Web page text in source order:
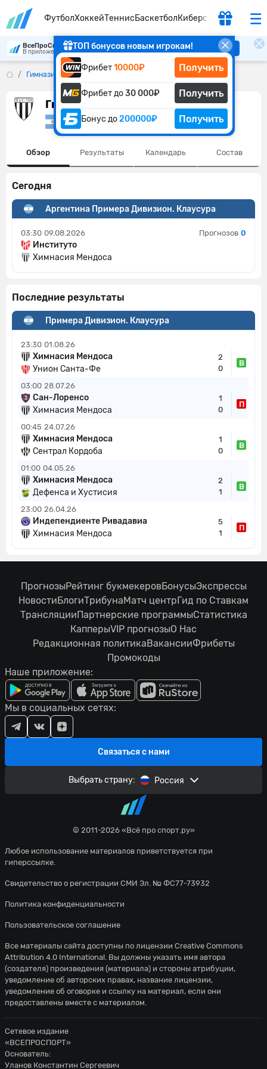
ФутболХоккейТеннисБаскетболКиберспорт
ТОП бонусов новым игрокам!
Фрибет10000₽ Получить
Фрибет до30 000₽ Получить
Бонус до200000₽ Получить
ВсеПроСпорт
В приложении удобнее Скачать
Гимназиа Мендоза
Гимназиа Мендоза
Аргентина
Обзор Результаты Календарь Состав
Сегодня
Аргентина Примера Дивизион. Клаусура
03:30 09.08.2026
Институто
Химнасия Мендоса
Прогнозов 0
Последние результаты
Примера Дивизион. Клаусура
23:30 01.08.26
Химнасия Мендоса
Унион Санта-Фе
2
0
В
03:00 28.07.26
Сан-Лоренсо
Химнасия Мендоса
1
0
П
00:45 24.07.26
Химнасия Мендоса
Сентрал Кордоба
1
0
В
01:00 04.05.26
Химнасия Мендоса
Дефенса и Хустисия
2
1
В
23:00 26.04.26
Индепендиенте Ривадавиа
Химнасия Мендоса
5
1
П
© 2011-2026 «Всё про спорт.ру»
Любое использование материалов приветствуется при
гиперссылке.
Свидетельство о регистрации СМИ Эл. № ФС77-73932
Политика конфиденциальности
Пользовательское соглашение
ПрогнозыРейтинг букмекеровБонусыЭкспрессы
НовостиБлогиТрибунаМатч центрГид по Ставкам
ТрансляцииПартнерские программыСтатистика
КапперыVIP прогнозыО Нас
Редакционная политикаВакансииФрибеты
Промокоды
Наше приложение:
Связаться с нами
Мы в социальных сетях:
Выбрать страну: Россия
Все материалы сайта доступны по лицензии Creative Commons
Attribution 4.0 International. Вы должны указать имя автора
(создателя) произведения (материала) и стороны атрибуции,
уведомление об авторских правах, название лицензии,
уведомление об оговорке и ссылку на материал, если они
предоставлены вместе с материалом.
Сетевое издание
«ВСЕПРОСПОРТ»
Основатель:
Уланов Константин Сергеевич